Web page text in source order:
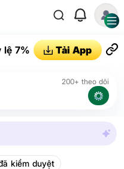
lệ 7% Tải App
200+ theo dõi
kiểm duyệt